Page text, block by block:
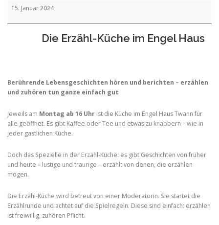
Küche
im
15. Januar 2024
Die Erzähl-Küche im Engel Haus
Berührende Lebensgeschichten hören und berichten – erzählen
und zuhören tun ganze einfach gut
Jeweils am Montag ab 16 Uhr ist die Küche im Engel Haus Twann für
alle geöffnet. Es gibt Kaffee oder Tee und etwas zu knabbern – wie in
jeder gastlichen Küche.
Doch das Spezielle in der Erzähl-Küche: es gibt Geschichten von früher
und heute – lustige und traurige – erzählt von denen, die erzählen
mögen.
Die Erzähl-Küche wird betreut von einer Moderatorin. Sie startet die
Erzählrunde und achtet auf die Spielregeln. Diese sind einfach: erzählen
ist freiwillig, zuhören Pflicht.